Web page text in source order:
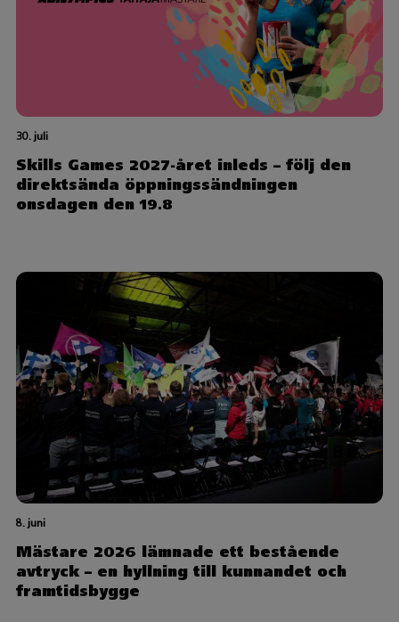
30. juli
Skills Games 2027-året inleds – följ den
direktsända öppningssändningen
onsdagen den 19.8
8. juni
Mästare 2026 lämnade ett bestående
avtryck – en hyllning till kunnandet och
framtidsbygge